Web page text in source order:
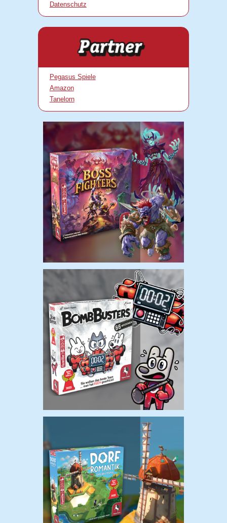
Datenschutz
Pegasus Spiele
Amazon
Tanelorn